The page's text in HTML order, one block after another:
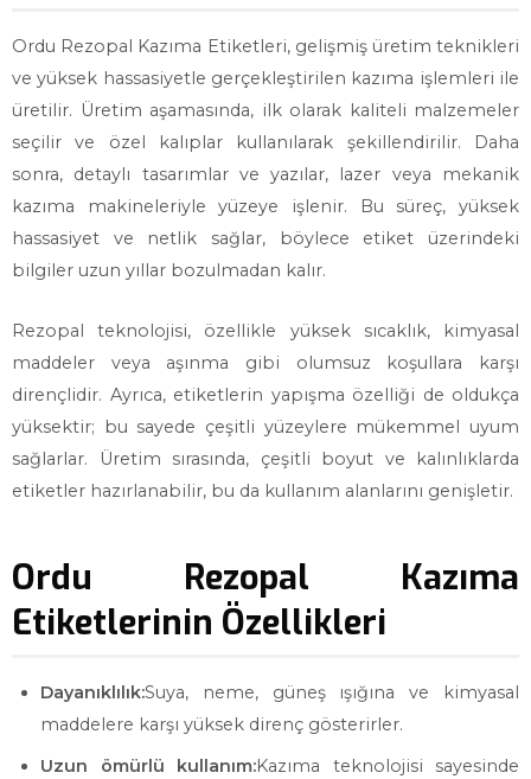
Ordu Rezopal Kazıma Etiketleri, gelişmiş üretim teknikleri
ve yüksek hassasiyetle gerçekleştirilen kazıma işlemleri ile
üretilir. Üretim aşamasında, ilk olarak kaliteli malzemeler
seçilir ve özel kalıplar kullanılarak şekillendirilir. Daha
sonra, detaylı tasarımlar ve yazılar, lazer veya mekanik
kazıma makineleriyle yüzeye işlenir. Bu süreç, yüksek
hassasiyet ve netlik sağlar, böylece etiket üzerindeki
bilgiler uzun yıllar bozulmadan kalır.
Rezopal teknolojisi, özellikle yüksek sıcaklık, kimyasal
maddeler veya aşınma gibi olumsuz koşullara karşı
dirençlidir. Ayrıca, etiketlerin yapışma özelliği de oldukça
yüksektir; bu sayede çeşitli yüzeylere mükemmel uyum
sağlarlar. Üretim sırasında, çeşitli boyut ve kalınlıklarda
etiketler hazırlanabilir, bu da kullanım alanlarını genişletir.
Ordu Rezopal Kazıma
Etiketlerinin Özellikleri
Dayanıklılık:Suya, neme, güneş ışığına ve kimyasal
maddelere karşı yüksek direnç gösterirler.
Uzun ömürlü kullanım:Kazıma teknolojisi sayesinde